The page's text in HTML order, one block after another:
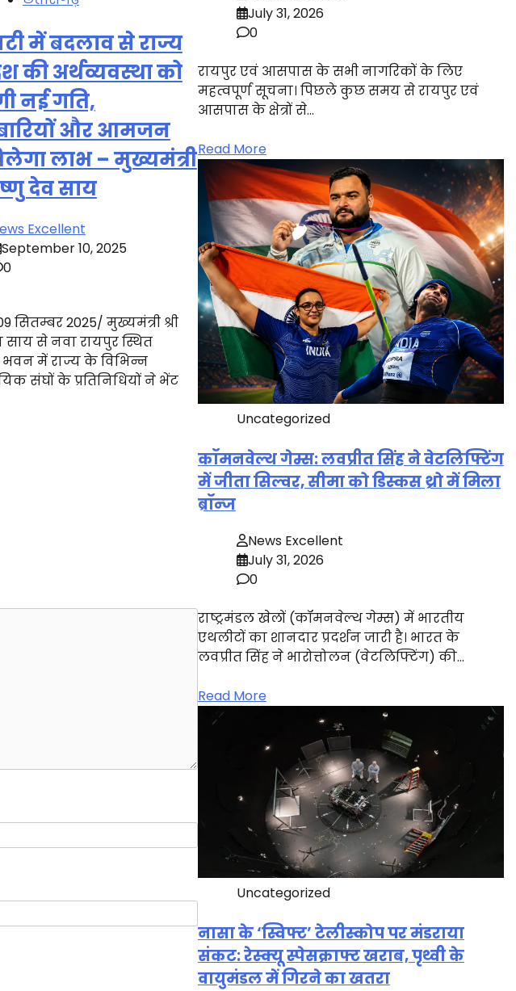
में बदलाव से राज्य
की अर्थव्यवस्था को
नई गति,
और आमजन
लाभ – मुख्यमंत्री
देव साय
Excellent
September 10, 2025
0
सितम्बर 2025/ मुख्यमंत्री श्री
साय से नवा रायपुर स्थित
भवन में राज्य के विभिन्न
संघों के प्रतिनिधियों ने भेंट
July 31, 2026
0
रायपुर एवं आसपास के सभी नागरिकों के लिए
महत्वपूर्ण सूचना। पिछले कुछ समय से रायपुर एवं
आसपास के क्षेत्रों से…
Read More
Uncategorized
कॉमनवेल्थ गेम्स: लवप्रीत सिंह ने वेटलिफ्टिंग
में जीता सिल्वर, सीमा को डिस्कस थ्रो में मिला
ब्रॉन्ज
News Excellent
July 31, 2026
0
राष्ट्रमंडल खेलों (कॉमनवेल्थ गेम्स) में भारतीय
एथलीटों का शानदार प्रदर्शन जारी है। भारत के
लवप्रीत सिंह ने भारोत्तोलन (वेटलिफ्टिंग) की…
Read More
Uncategorized
नासा के ‘स्विफ्ट’ टेलीस्कोप पर मंडराया
संकट: रेस्क्यू स्पेसक्राफ्ट खराब, पृथ्वी के
वायुमंडल में गिरने का खतरा